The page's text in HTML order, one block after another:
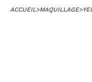
ACCUEIL>MAQUILLAGE>